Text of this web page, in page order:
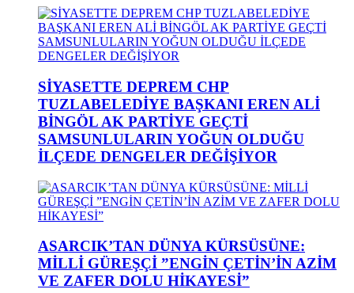
SİYASETTE DEPREM CHP
TUZLABELEDİYE BAŞKANI EREN ALİ
BİNGÖL AK PARTİYE GEÇTİ
SAMSUNLULARIN YOĞUN OLDUĞU
İLÇEDE DENGELER DEĞİŞİYOR
ASARCIK’TAN DÜNYA KÜRSÜSÜNE:
MİLLİ GÜREŞÇİ ”ENGİN ÇETİN’İN AZİM
VE ZAFER DOLU HİKAYESİ”